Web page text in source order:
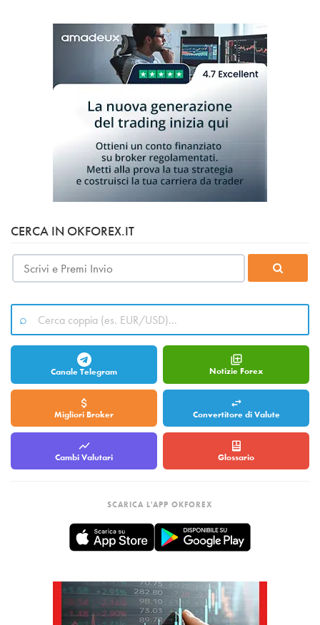
CERCA IN OKFOREX.IT
Canale Telegram Notizie Forex
Migliori Broker Convertitore di Valute
Cambi Valutari Glossario
SCARICA L'APP OKFOREX